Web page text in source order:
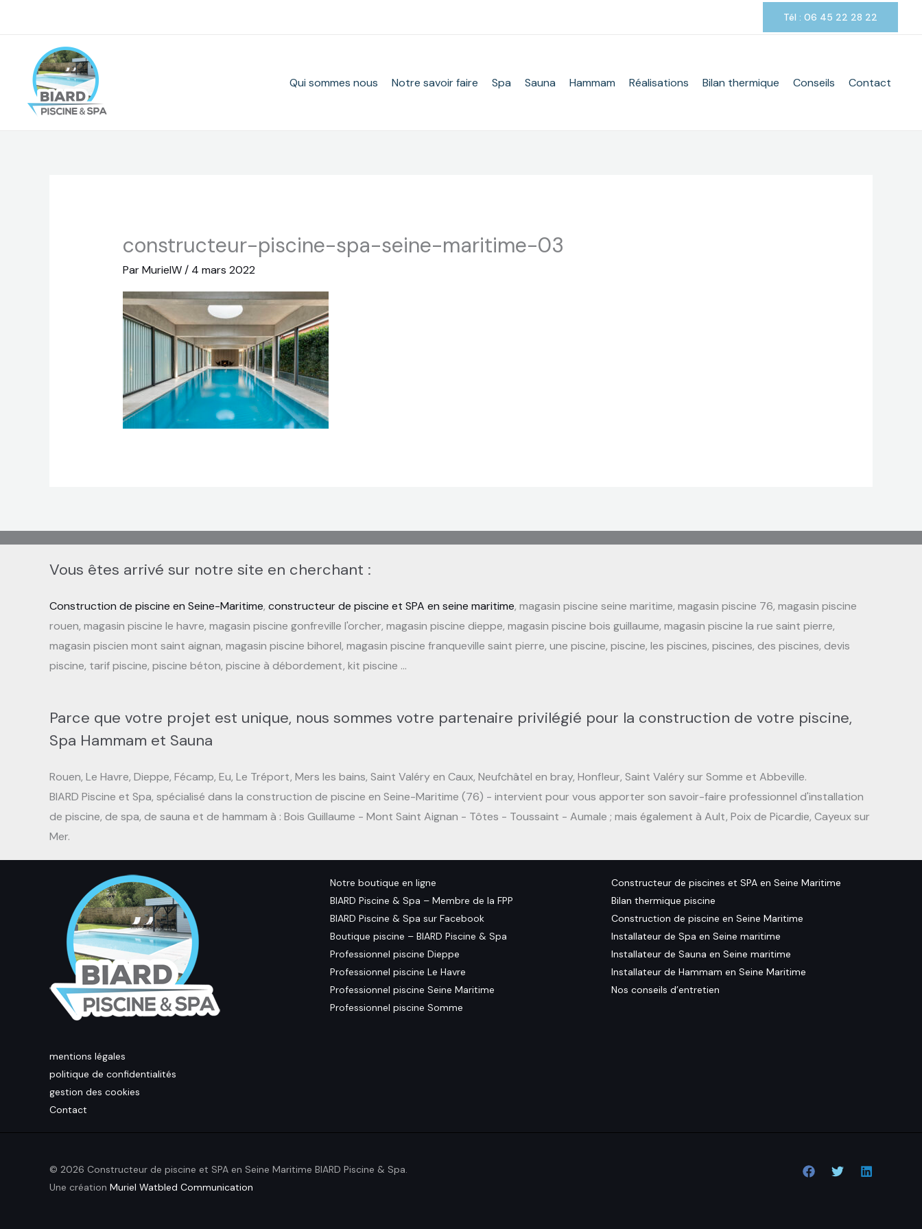
Tél : 06 45 22 28 22
Qui sommes nous Notre savoir faire Spa Sauna Hammam Réalisations Bilan thermique Conseils Contact
constructeur-piscine-spa-seine-maritime-03
ParMurielW/ 4 mars 2022
Vous êtes arrivé sur notre site en cherchant :
Construction de piscine en Seine-Maritime, constructeur de piscine et SPA en seine maritime, magasin piscine seine maritime, magasin piscine 76, magasin piscine
rouen, magasin piscine le havre, magasin piscine gonfreville l'orcher, magasin piscine dieppe, magasin piscine bois guillaume, magasin piscine la rue saint pierre,
magasin piscien mont saint aignan, magasin piscine bihorel, magasin piscine franqueville saint pierre, une piscine, piscine, les piscines, piscines, des piscines, devis
piscine, tarif piscine, piscine béton, piscine à débordement, kit piscine …
Parce que votre projet est unique, nous sommes votre partenaire privilégié pour la construction de votre piscine,
Spa Hammam et Sauna
Rouen, Le Havre, Dieppe, Fécamp, Eu, Le Tréport, Mers les bains, Saint Valéry en Caux, Neufchâtel en bray, Honfleur, Saint Valéry sur Somme et Abbeville.
BIARD Piscine et Spa, spécialisé dans la construction de piscine en Seine-Maritime (76) - intervient pour vous apporter son savoir-faire professionnel d'installation
de piscine, de spa, de sauna et de hammam à : Bois Guillaume - Mont Saint Aignan - Tôtes - Toussaint - Aumale ; mais également à Ault, Poix de Picardie, Cayeux sur
Mer.
mentions légales
politique de confidentialités
gestion des cookies
Contact
Notre boutique en ligne
BIARD Piscine & Spa – Membre de la FPP
BIARD Piscine & Spa sur Facebook
Boutique piscine – BIARD Piscine & Spa
Professionnel piscine Dieppe
Professionnel piscine Le Havre
Professionnel piscine Seine Maritime
Professionnel piscine Somme
Constructeur de piscines et SPA en Seine Maritime
Bilan thermique piscine
Construction de piscine en Seine Maritime
Installateur de Spa en Seine maritime
Installateur de Sauna en Seine maritime
Installateur de Hammam en Seine Maritime
Nos conseils d’entretien
© 2026 Constructeur de piscine et SPA en Seine Maritime BIARD Piscine & Spa.
Une création Muriel Watbled Communication